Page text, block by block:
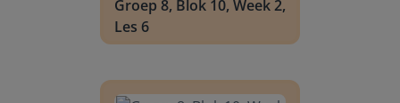
Groep 8, Blok 10, Week 2,
Les 6